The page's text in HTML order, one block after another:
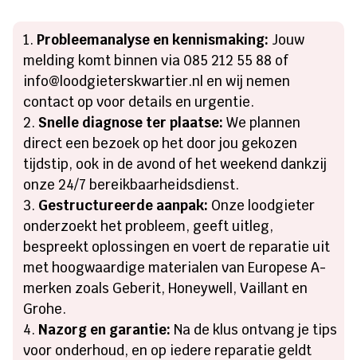
Probleemanalyse en kennismaking: Jouw
melding komt binnen via 085 212 55 88 of
info@loodgieterskwartier.nl en wij nemen
contact op voor details en urgentie.
Snelle diagnose ter plaatse: We plannen
direct een bezoek op het door jou gekozen
tijdstip, ook in de avond of het weekend dankzij
onze 24/7 bereikbaarheidsdienst.
Gestructureerde aanpak: Onze loodgieter
onderzoekt het probleem, geeft uitleg,
bespreekt oplossingen en voert de reparatie uit
met hoogwaardige materialen van Europese A-
merken zoals Geberit, Honeywell, Vaillant en
Grohe.
Nazorg en garantie: Na de klus ontvang je tips
voor onderhoud, en op iedere reparatie geldt